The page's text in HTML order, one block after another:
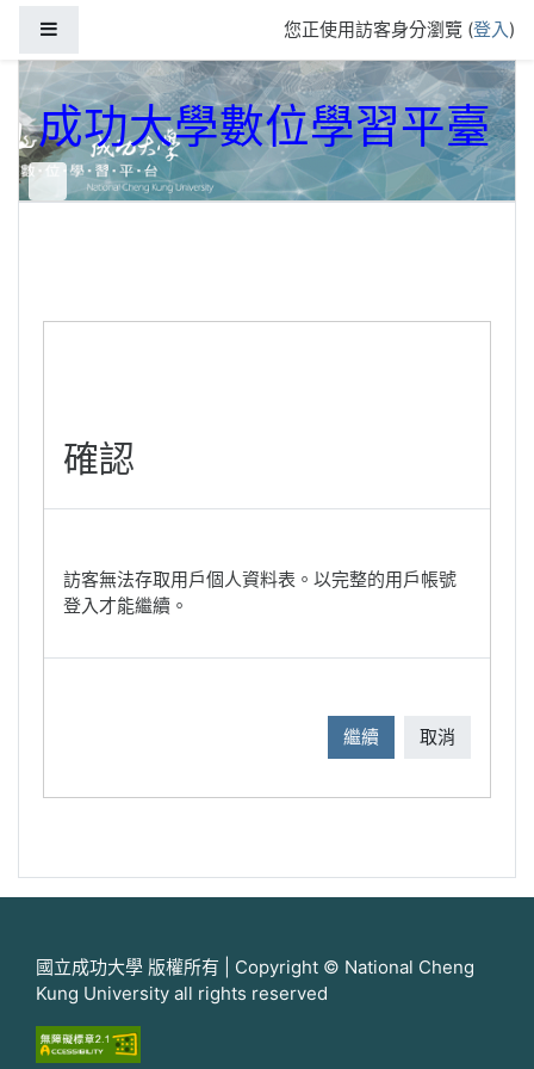
您正使用訪客身分瀏覽 (登入)
成功大學數位學習平臺
確認
訪客無法存取用戶個人資料表。以完整的用戶帳號
登入才能繼續。
繼續 取消
國立成功大學 版權所有 | Copyright © National Cheng
Kung University all rights reserved